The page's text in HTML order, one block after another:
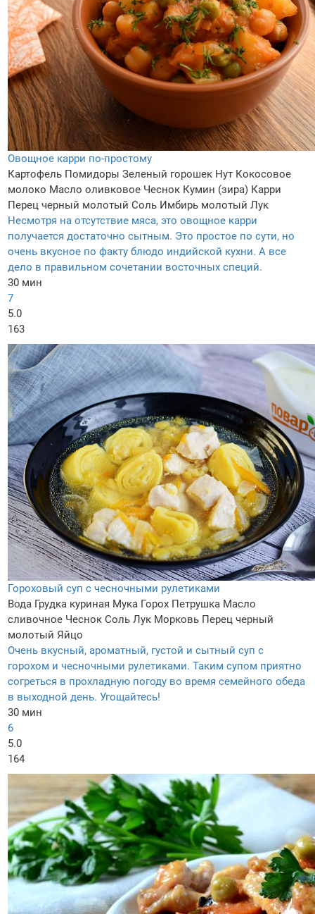
Овощное карри по-простому
Картофель Помидоры Зеленый горошек Нут Кокосовое
молоко Масло оливковое Чеснок Кумин (зира) Карри
Перец черный молотый Соль Имбирь молотый Лук
Несмотря на отсутствие мяса, это овощное карри
получается достаточно сытным. Это простое по сути, но
очень вкусное по факту блюдо индийской кухни. А все
дело в правильном сочетании восточных специй.
30 мин
7
5.0
163
Гороховый суп с чесночными рулетиками
Вода Грудка куриная Мука Горох Петрушка Масло
сливочное Чеснок Соль Лук Морковь Перец черный
молотый Яйцо
Очень вкусный, ароматный, густой и сытный суп с
горохом и чесночными рулетиками. Таким супом приятно
согреться в прохладную погоду во время семейного обеда
в выходной день. Угощайтесь!
30 мин
6
5.0
164